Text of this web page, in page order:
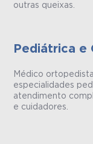
outras queixas.
Pediátrica e
Médico
especialidades
atendimento
e cuidadores.